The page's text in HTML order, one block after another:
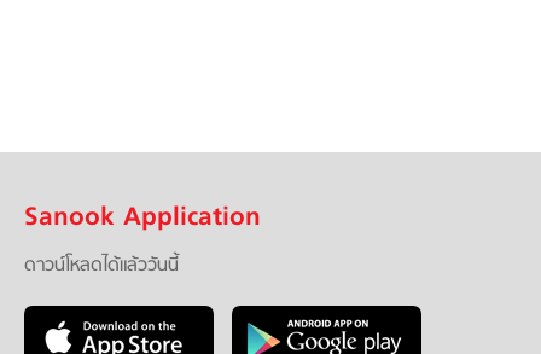
Sanook Application
ดาวน์โหลดได้แล้ววันนี้